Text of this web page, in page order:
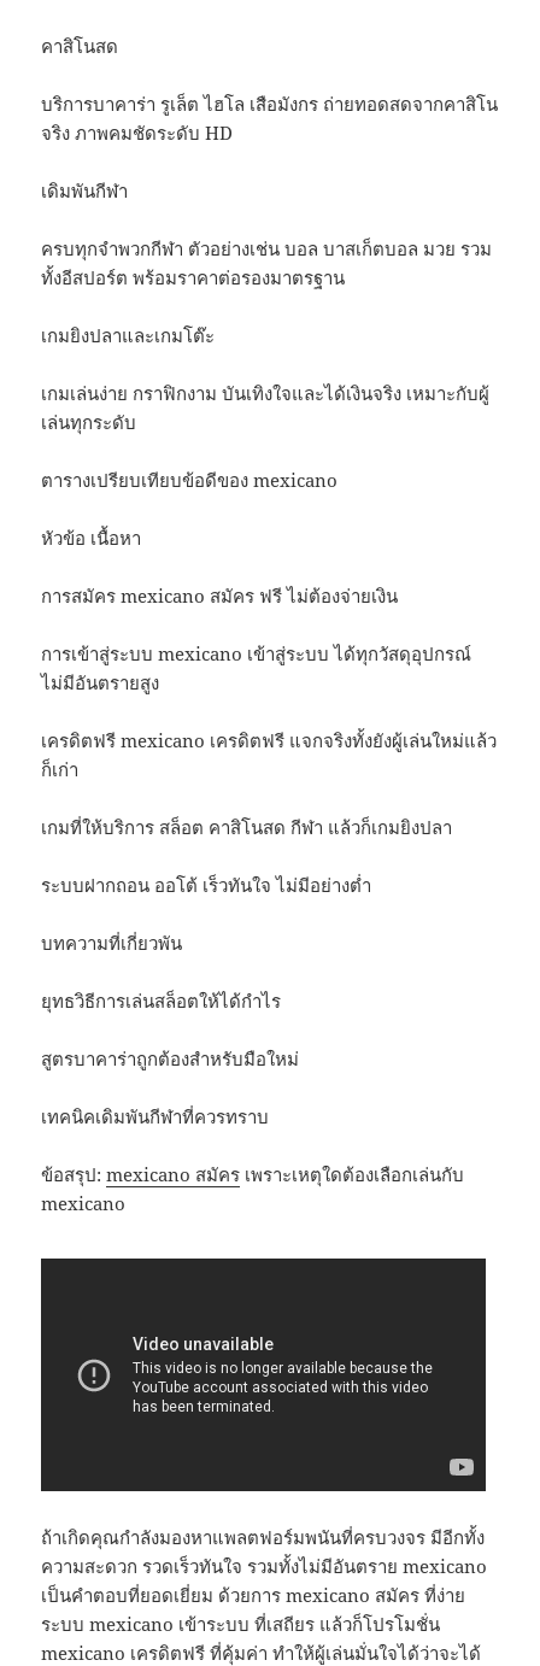
คาสิโนสด
บริการบาคาร่า รูเล็ต ไฮโล เสือมังกร ถ่ายทอดสดจากคาสิโน
จริง ภาพคมชัดระดับ HD
เดิมพันกีฬา
ครบทุกจำพวกกีฬา ตัวอย่างเช่น บอล บาสเก็ตบอล มวย รวม
ทั้งอีสปอร์ต พร้อมราคาต่อรองมาตรฐาน
เกมยิงปลาและเกมโต๊ะ
เกมเล่นง่าย กราฟิกงาม บันเทิงใจและได้เงินจริง เหมาะกับผู้
เล่นทุกระดับ
ตารางเปรียบเทียบข้อดีของ mexicano
หัวข้อ เนื้อหา
การสมัคร mexicano สมัคร ฟรี ไม่ต้องจ่ายเงิน
การเข้าสู่ระบบ mexicano เข้าสู่ระบบ ได้ทุกวัสดุอุปกรณ์
ไม่มีอันตรายสูง
เครดิตฟรี mexicano เครดิตฟรี แจกจริงทั้งยังผู้เล่นใหม่แล้ว
ก็เก่า
เกมที่ให้บริการ สล็อต คาสิโนสด กีฬา แล้วก็เกมยิงปลา
ระบบฝากถอน ออโต้ เร็วทันใจ ไม่มีอย่างต่ำ
บทความที่เกี่ยวพัน
ยุทธวิธีการเล่นสล็อตให้ได้กำไร
สูตรบาคาร่าถูกต้องสำหรับมือใหม่
เทคนิคเดิมพันกีฬาที่ควรทราบ
ข้อสรุป:mexicano สมัคร เพราะเหตุใดต้องเลือกเล่นกับ
mexicano
ถ้าเกิดคุณกำลังมองหาแพลตฟอร์มพนันที่ครบวงจร มีอีกทั้ง
ความสะดวก รวดเร็วทันใจ รวมทั้งไม่มีอันตราย mexicano
เป็นคำตอบที่ยอดเยี่ยม ด้วยการ mexicano สมัคร ที่ง่าย
ระบบ mexicano เข้าระบบ ที่เสถียร แล้วก็โปรโมชั่น
mexicano เครดิตฟรี ที่คุ้มค่า ทำให้ผู้เล่นมั่นใจได้ว่าจะได้